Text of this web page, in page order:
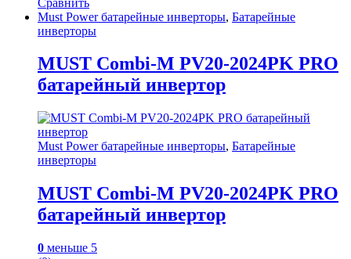
Must Power батарейные инверторы, Батарейные
инверторы
MUST Combi-М PV20-2024PK PRO
батарейный инвертор
Must Power батарейные инверторы, Батарейные
инверторы
MUST Combi-М PV20-2024PK PRO
батарейный инвертор
0 меньше 5